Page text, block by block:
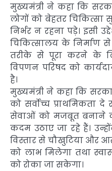
मुख्यमंत्री ने कहा कि
लोगों को बेहतर चिकित्सा
निर्भर न रहना पड़े। इसी
चिकित्सालय के निर्माण
तरीके से पूरा करने के
विपणन परिषद को
है।
मुख्यमंत्री ने कहा कि
को सर्वोच्च प्राथमिकता
सेवाओं को मजबूत बनाने
कदम उठाए जा रहे हैं।
विस्तार से चौखुटिया और
को लाभ मिलेगा तथा
को रोका जा सकेगा।